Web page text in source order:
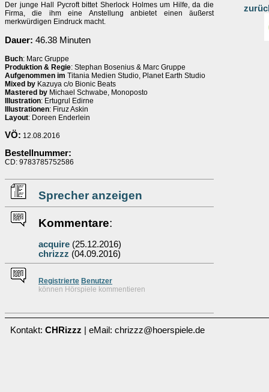
Der junge Hall Pycroft bittet Sherlock Holmes um Hilfe, da die
Firma, die ihm eine Anstellung anbietet einen äußerst
merkwürdigen Eindruck macht.
Dauer: 46.38 Minuten
Buch: Marc Gruppe
Produktion & Regie: Stephan Bosenius & Marc Gruppe
Aufgenommen im Titania Medien Studio, Planet Earth Studio
Mixed by Kazuya c/o Bionic Beats
Mastered by Michael Schwabe, Monoposto
Illustration: Ertugrul Edirne
Illustrationen: Firuz Askin
Layout: Doreen Enderlein
VÖ: 12.08.2016
Bestellnummer:
CD: 9783785752586
Sprecher anzeigen
Kommentare:
acquire (25.12.2016)
chrizzz (04.09.2016)
Registrierte Benutzer
können Hörspiele kommentieren
Kontakt: CHRizzz | eMail: chrizzz@hoerspiele.de